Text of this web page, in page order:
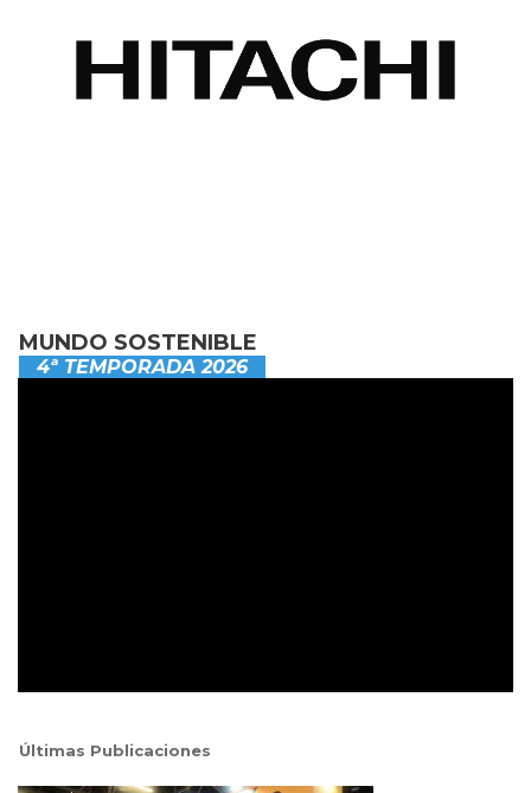
MUNDO SOSTENIBLE
4ª TEMPORADA 2026
Últimas Publicaciones